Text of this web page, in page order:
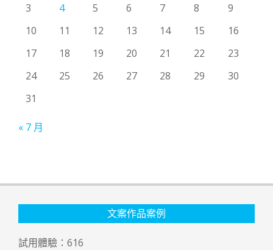
3
4 5 6 7 8
9
10
11 12 13 14 15
16
17
18 19 20 21 22
23
24
25 26 27 28 29
30
31
« 7 月
文案作品案例
試用體驗： 616